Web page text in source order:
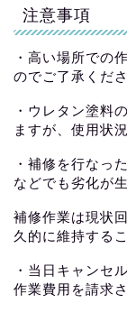
注意事項
・高い場所での
のでご了承くださ
・ウレタン塗料
ますが、使用状
・補修を行なっ
などでも劣化が
補修作業は現状
久的に維持する
・当日キャンセ
作業費用を請求